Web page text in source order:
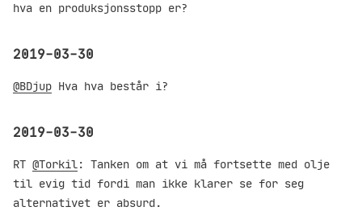
hva en produksjonsstopp er?
2019-03-30
@BDjup Hva hva består i?
2019-03-30
RT @Torkil: Tanken om at vi må fortsette med olje
til evig tid fordi man ikke klarer se for seg
alternativet er absurd.